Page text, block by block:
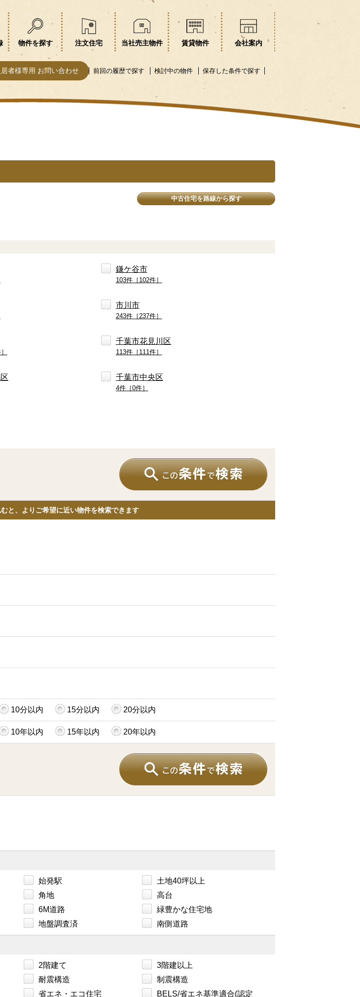
物件を探す 注文住宅 当社売主物件 賃貸物件 会社案内
居者様専用 お問い合わせ 前回の履歴で探す 検討中の物件 保存した条件で探す
中古住宅を路線から探す
鎌ケ谷市
103件［102件］
市川市
243件［237件］
千葉市花見川区
113件［111件］
千葉市中央区
4件［0件］
と、よりご希望に近い物件を検索できます
10分以内 15分以内 20分以内
10年以内 15年以内 20年以内
始発駅
土地40坪以上
角地
高台
6M道路
緑豊かな住宅地
地盤調査済 南側道路
2階建て
3階建以上
耐震構造
制震構造
省エネ・エコ住宅
BELS/省エネ基準適合(認定